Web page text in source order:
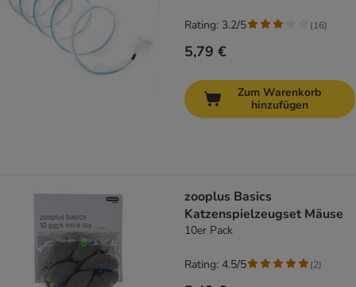
5,79 €
Rating: 3.2/5 (16)
Zum Warenkorb
hinzufügen
zooplus Basics
Katzenspielzeugset Mäuse
10er Pack
Rating: 4.5/5 (2)